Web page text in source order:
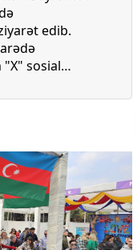
Mətbuat-150
edib.
sosial